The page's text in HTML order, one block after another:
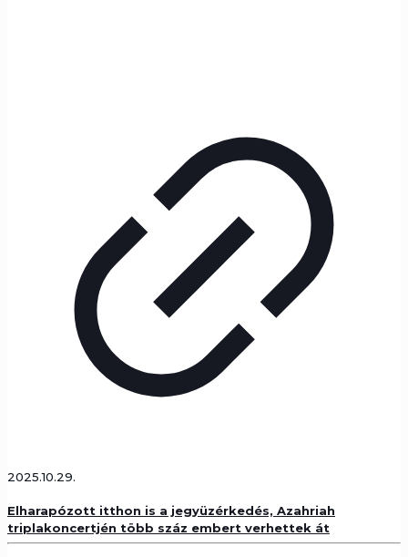
2025.10.29.
Elharapózott itthon is a jegyüzérkedés, Azahriah
triplakoncertjén több száz embert verhettek át